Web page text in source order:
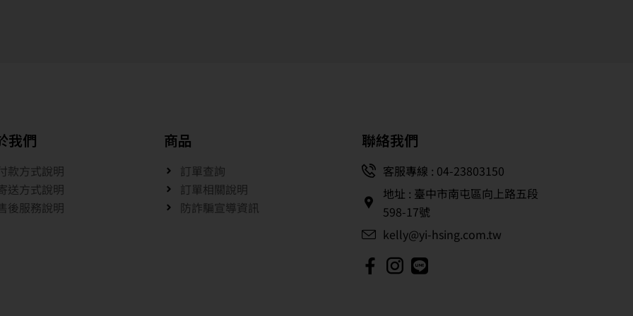
我們
款方式說明
送方式說明
後服務說明
商品
訂單查詢
訂單相關說明
防詐騙宣導資訊
聯絡我們
客服專線 : 04-23803150
地址 : 臺中市南屯區向上路五段
598-17號
kelly@yi-hsing.com.tw